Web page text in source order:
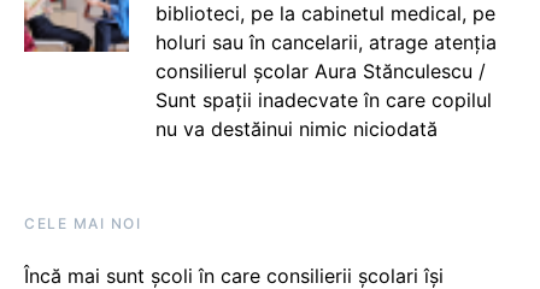
biblioteci, pe la cabinetul medical, pe
holuri sau în cancelarii, atrage atenția
consilierul școlar Aura Stănculescu /
Sunt spații inadecvate în care copilul
nu va destăinui nimic niciodată
CELE MAI NOI
Încă mai sunt școli în care consilierii școlari își